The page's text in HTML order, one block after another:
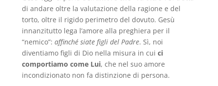
di andare oltre la valutazione della ragione e del
torto, oltre il rigido perimetro del dovuto. Gesù
innanzitutto lega l’amore alla preghiera per il
“nemico”: affinché siate figli del Padre. Sì, noi
diventiamo figli di Dio nella misura in cui ci
comportiamo come Lui, che nel suo amore
incondizionato non fa distinzione di persona.